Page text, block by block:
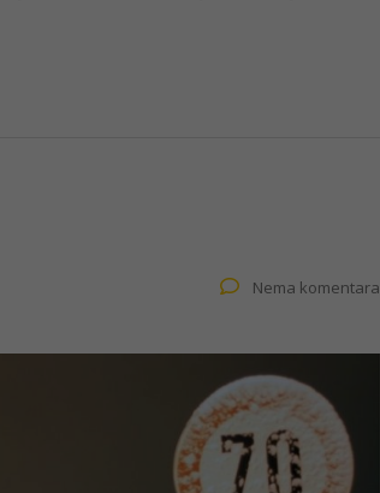
Nema komentara